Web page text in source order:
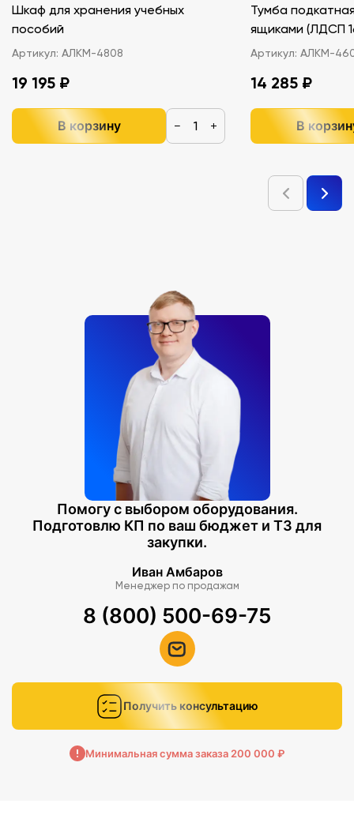
Шкаф для хранения учебных
пособий
Артикул: АЛКМ-4808
19 195 ₽
В корзину − +
Тумба
ящиками
Артикул: АЛКМ-
14 285 ₽
В
Помогу с выбором оборудования.
Подготовлю КП по ваш бюджет и ТЗ для
закупки.
Иван Амбаров
Менеджер по продажам
8 (800) 500-69-75
Получить консультацию
Минимальная сумма заказа 200 000 ₽